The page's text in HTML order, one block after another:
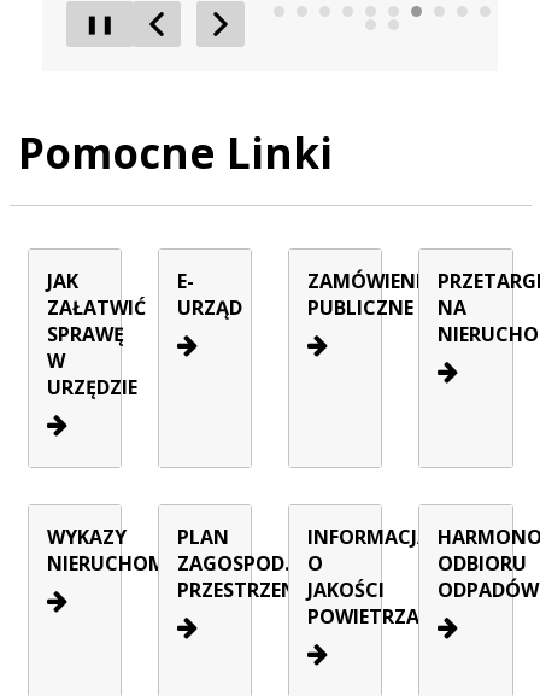
❚❚
Poprzedni Element
Następny Element
Pomocne Linki
JAK
ZAŁATWIĆ
SPRAWĘ
W
URZĘDZIE
E-
URZĄD
ZAMÓWIENIA
PUBLICZNE
NA
WYKAZY
NIERUCHOMOŚCI
PLAN
ZAGOSPOD.
PRZESTRZENNEGO
INFORMACJA
O
JAKOŚCI
POWIETRZA
ODBIORU
ODPADÓW